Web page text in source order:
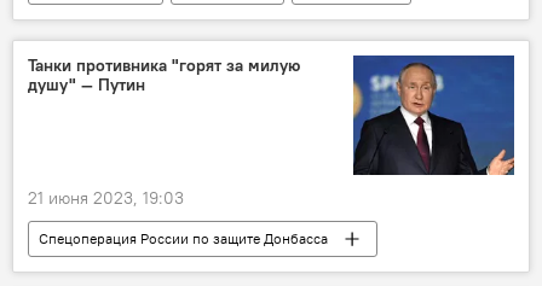
музыка
Ильдар Абдразаков
Танки противника "горят за милую
душу" — Путин
21 июня 2023, 19:03
Спецоперация России по защите Донбасса
Россия
Украина
ВСУ